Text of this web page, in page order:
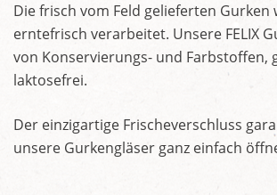
Die frisch vom Feld gelieferten Gurken
erntefrisch verarbeitet. Unsere FELIX
von Konservierungs- und Farbstoffen,
laktosefrei.
Der einzigartige Frischeverschluss
unsere Gurkengläser ganz einfach